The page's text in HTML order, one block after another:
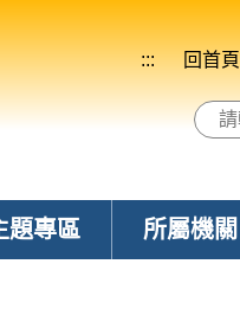
::: 回首頁
題專區 所屬機關